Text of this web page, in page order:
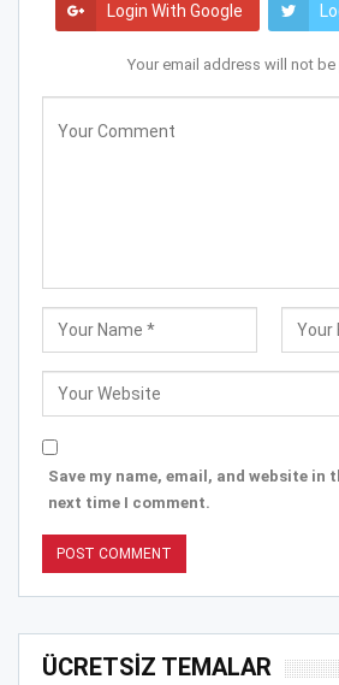
Login With Google
Your email address will not
Save my name, email, and website in
next time I comment.
ÜCRETSİZ TEMALAR